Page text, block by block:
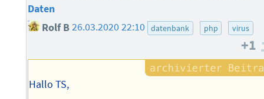
Daten
Rolf B26.03.2020 22:10 datenbank php virus
+1
Hallo TS,